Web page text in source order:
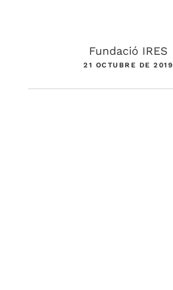
Fundació IRES
21 OCTUBRE DE 2019